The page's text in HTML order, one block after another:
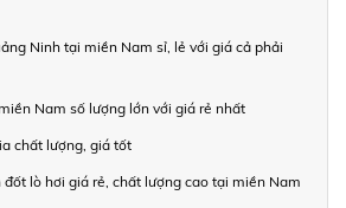
Ninh tại miền Nam sỉ, lẻ với giá cả phải
Nam số lượng lớn với giá rẻ nhất
chất lượng, giá tốt
lò hơi giá rẻ, chất lượng cao tại miền Nam